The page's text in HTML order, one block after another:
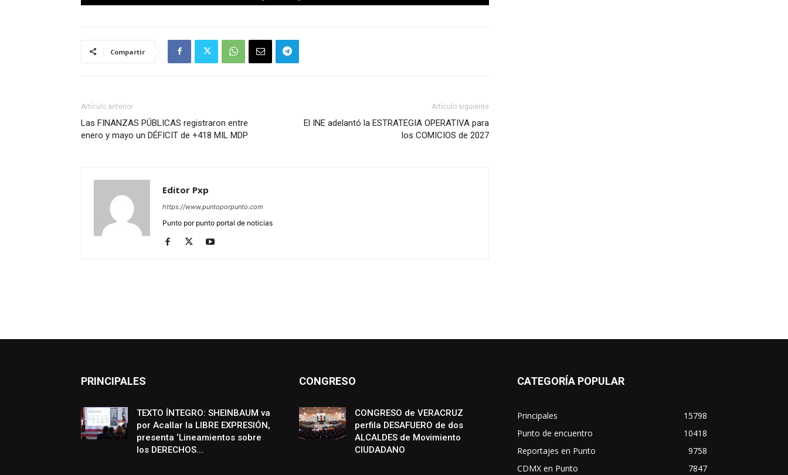
Compartir
Artículo anterior
Las FINANZAS PÚBLICAS registraron entre
enero y mayo un DÉFICIT de +418 MIL MDP
Artículo siguiente
El INE adelantó la ESTRATEGIA OPERATIVA para
los COMICIOS de 2027
Editor Pxp
https://www.puntoporpunto.com
Punto por punto portal de noticias
PRINCIPALES
TEXTO ÍNTEGRO: SHEINBAUM va
por Acallar la LIBRE EXPRESIÓN,
presenta ‘Lineamientos sobre
los DERECHOS...
CONGRESO
CONGRESO de VERACRUZ
perfila DESAFUERO de dos
ALCALDES de Movimiento
CIUDADANO
CATEGORÍA POPULAR
Principales
15798
Punto de encuentro
10418
Reportajes en Punto
9758
CDMX en Punto
7847